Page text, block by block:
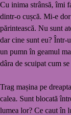
Cu inima strânsă, îmi
dintr-o cușcă. Mi-e dor
părintească. Nu sunt
dar cine sunt eu? Într-
un pumn în geamul
dâra de scuipat cum
Trag mașina pe
calea. Sunt blocată
lumea lor? Ce caut în